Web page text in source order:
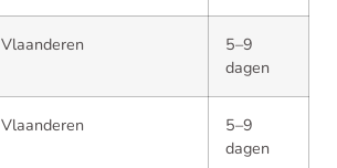
Vlaanderen
5–9
dagen
Vlaanderen
5–9
dagen